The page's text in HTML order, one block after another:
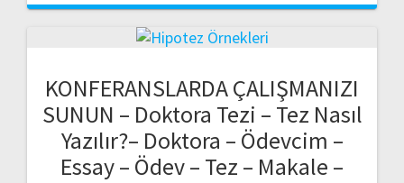
KONFERANSLARDA ÇALIŞMANIZI
SUNUN – Doktora Tezi – Tez Nasıl
Yazılır?– Doktora – Ödevcim –
Essay – Ödev – Tez – Makale –